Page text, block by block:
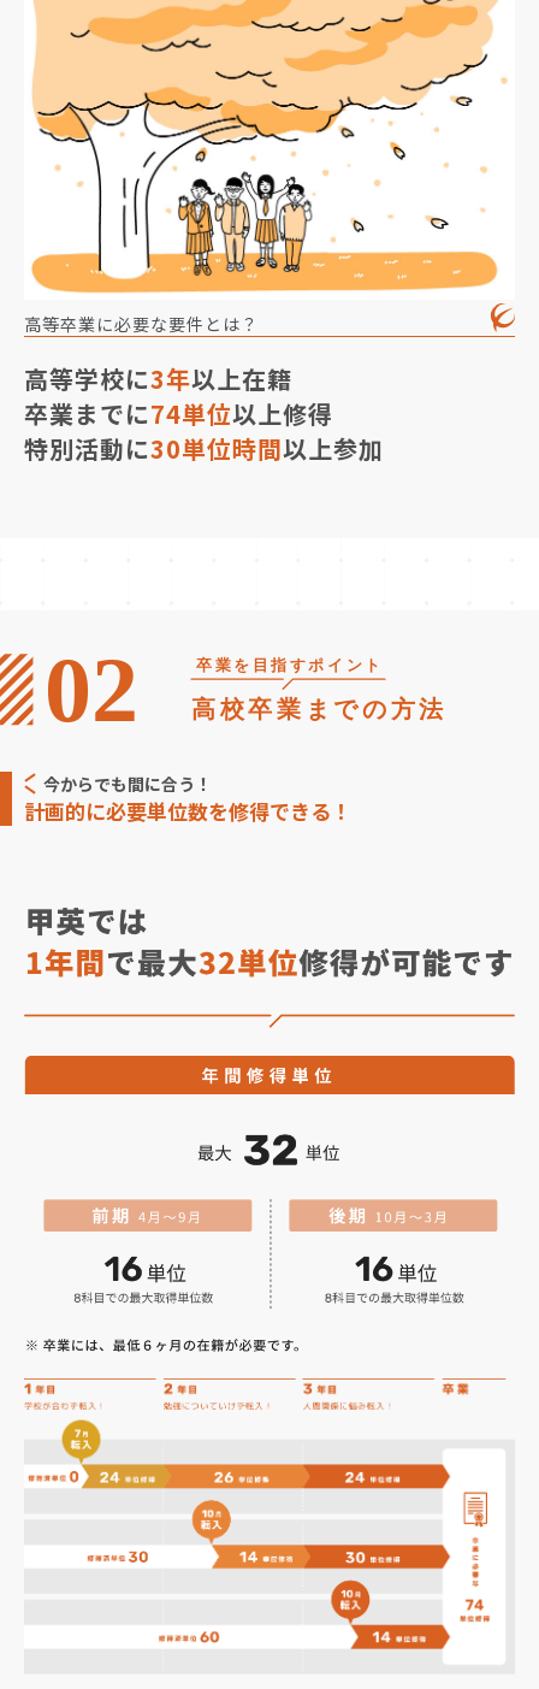
高等卒業に必要な要件とは？
高等学校に3年以上在籍
卒業までに74単位以上修得
特別活動に30単位時間以上参加
計画的に必要単位数を修得できる！
今からでも間に合う！